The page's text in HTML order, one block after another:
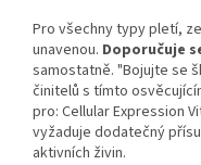
Pro všechny typy pletí,
unavenou. Doporučuje
samostatně. "Bojujte se
činitelů s tímto
pro: Cellular Expression
vyžaduje dodatečný
aktivních živin.